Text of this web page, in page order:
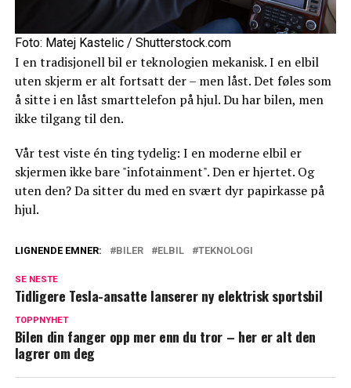
Foto: Matej Kastelic / Shutterstock.com
I en tradisjonell bil er teknologien mekanisk. I en elbil
uten skjerm er alt fortsatt der – men låst. Det føles som
å sitte i en låst smarttelefon på hjul. Du har bilen, men
ikke tilgang til den.
Vår test viste én ting tydelig: I en moderne elbil er
skjermen ikke bare "infotainment". Den er hjertet. Og
uten den? Da sitter du med en svært dyr papirkasse på
hjul.
LIGNENDE EMNER: BILER ELBIL TEKNOLOGI
SE NESTE
Tidligere Tesla-ansatte lanserer ny elektrisk sportsbil
TOPPNYHET
Bilen din fanger opp mer enn du tror – her er alt den
lagrer om deg